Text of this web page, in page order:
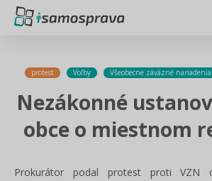
protest Voľby Všeobecne záväzné nariadenia
Nezákonné
obce o miestnom
Prokurátor podal protest proti VZN